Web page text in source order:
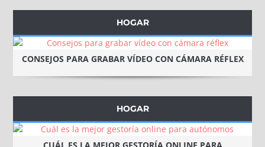
HOGAR
CONSEJOS PARA GRABAR VÍDEO CON CÁMARA RÉFLEX
HOGAR